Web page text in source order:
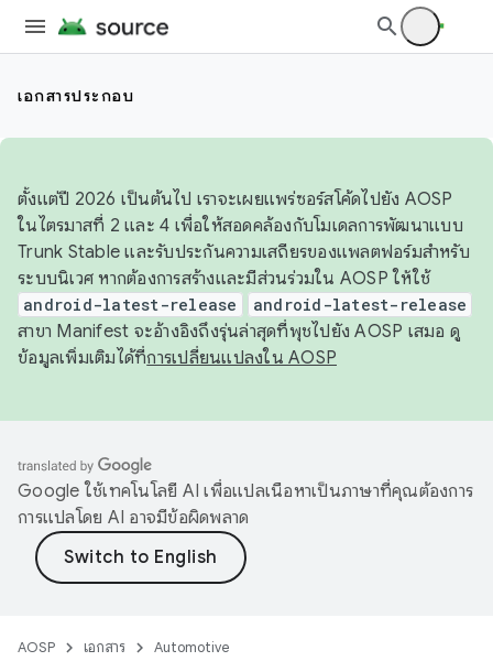
เอกสารประกอบ
ตั้งแต่ปี 2026 เป็นต้นไป เราจะเผยแพร่ซอร์สโค้ดไปยัง AOSP
ในไตรมาสที่ 2 และ 4 เพื่อให้สอดคล้องกับโมเดลการพัฒนาแบบ
Trunk Stable และรับประกันความเสถียรของแพลตฟอร์มสำหรับ
ระบบนิเวศ หากต้องการสร้างและมีส่วนร่วมใน AOSP ให้ใช้
android-latest-release android-latest-release
สาขา Manifest จะอ้างอิงถึงรุ่นล่าสุดที่พุชไปยัง AOSP เสมอ ดู
ข้อมูลเพิ่มเติมได้ที่การเปลี่ยนแปลงใน AOSP
Google ใช้เทคโนโลยี AI เพื่อแปลเนื้อหาเป็นภาษาที่คุณต้องการ
การแปลโดย AI อาจมีข้อผิดพลาด
AOSP เอกสาร Automotive